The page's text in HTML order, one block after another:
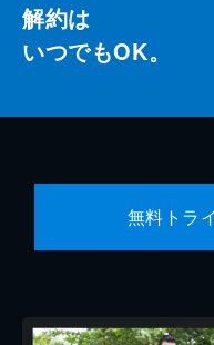
解約は
いつでもOK。
無料トラ